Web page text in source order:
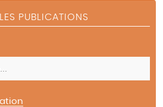
PUBLICATIONS